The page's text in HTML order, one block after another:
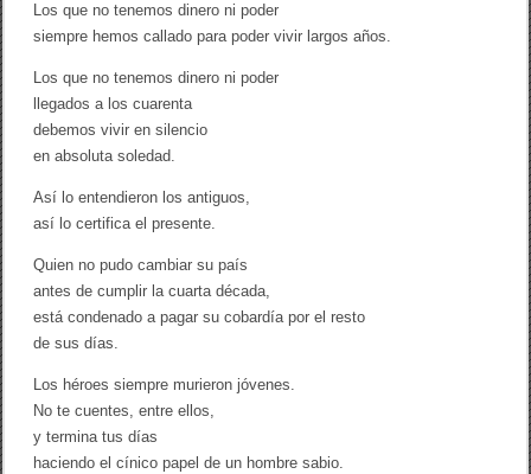
Los que no tenemos dinero ni poder
siempre hemos callado para poder vivir largos años.
Los que no tenemos dinero ni poder
llegados a los cuarenta
debemos vivir en silencio
en absoluta soledad.
Así lo entendieron los antiguos,
así lo certifica el presente.
Quien no pudo cambiar su país
antes de cumplir la cuarta década,
está condenado a pagar su cobardía por el resto
de sus días.
Los héroes siempre murieron jóvenes.
No te cuentes, entre ellos,
y termina tus días
haciendo el cínico papel de un hombre sabio.